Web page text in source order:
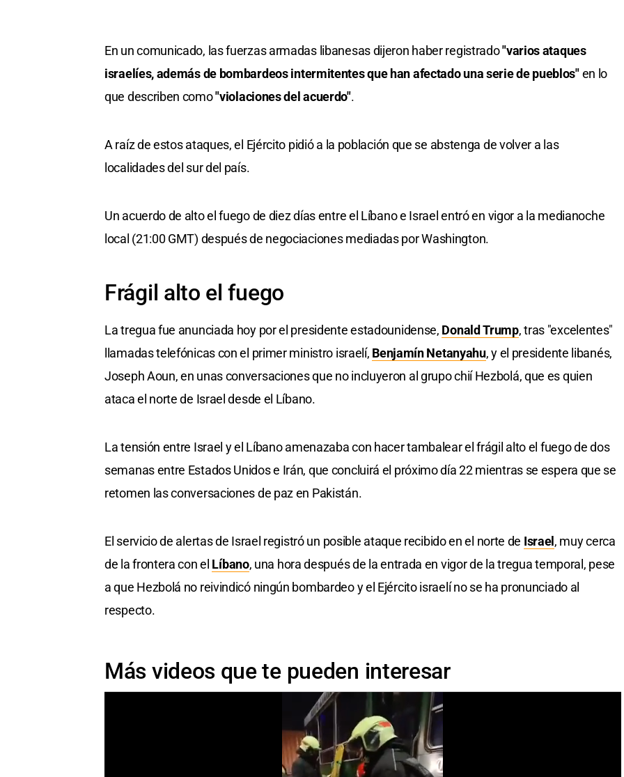
En un comunicado, las fuerzas armadas libanesas dijeron haber registrado"varios ataques
israelíes, además de bombardeos intermitentes que han afectado una serie de pueblos"en lo
que describen como"violaciones del acuerdo".
A raíz de estos ataques, el Ejército pidió a la población que se abstenga de volver a las
localidades del sur del país.
Un acuerdo de alto el fuego de diez días entre el Líbano e Israel entró en vigor a la medianoche
local (21:00 GMT) después de negociaciones mediadas por Washington.
Frágil alto el fuego
La tregua fue anunciada hoy por el presidente estadounidense, Donald Trump, tras "excelentes"
llamadas telefónicas con el primer ministro israelí, Benjamín Netanyahu, y el presidente libanés,
Joseph Aoun, en unas conversaciones que no incluyeron al grupo chií Hezbolá, que es quien
ataca el norte de Israel desde el Líbano.
La tensión entre Israel y el Líbano amenazaba con hacer tambalear el frágil alto el fuego de dos
semanas entre Estados Unidos e Irán, que concluirá el próximo día 22 mientras se espera que se
retomen las conversaciones de paz en Pakistán.
El servicio de alertas de Israel registró un posible ataque recibido en el norte de Israel , muy cerca
de la frontera con el Líbano, una hora después de la entrada en vigor de la tregua temporal, pese
a que Hezbolá no reivindicó ningún bombardeo y el Ejército israelí no se ha pronunciado al
respecto.
Más videos que te pueden interesar